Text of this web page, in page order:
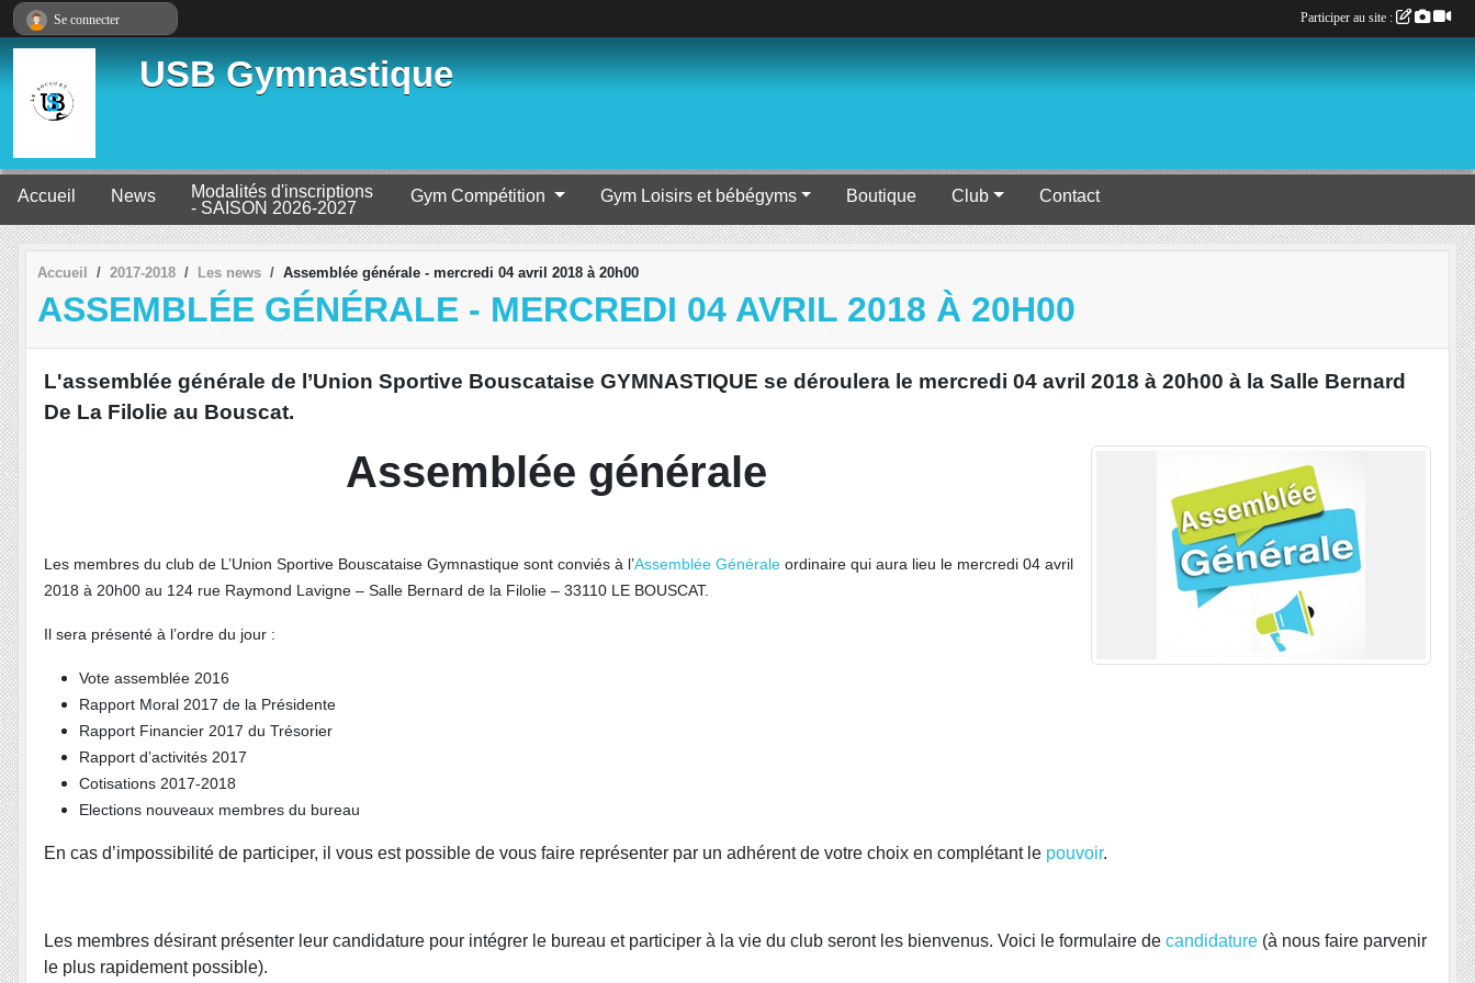
USB Gymnastique
Accueil News
Modalités d'inscriptions
- SAISON 2026-2027
Gym Compétition Gym Loisirs et bébégyms Boutique Club Contact
Accueil 2017-2018 Les news Assemblée générale - mercredi 04 avril 2018 à 20h00
ASSEMBLÉE GÉNÉRALE - MERCREDI 04 AVRIL 2018 À 20H00
L'assemblée générale de l’Union Sportive Bouscataise GYMNASTIQUE se déroulera le mercredi 04 avril 2018 à 20h00 à la Salle Bernard
De La Filolie au Bouscat.
Assemblée générale
Les membres du club de L’Union Sportive Bouscataise Gymnastique sont conviés à l’Assemblée Générale ordinaire qui aura lieu le mercredi 04 avril
2018 à 20h00 au 124 rue Raymond Lavigne – Salle Bernard de la Filolie – 33110 LE BOUSCAT.
Il sera présenté à l’ordre du jour :
Vote assemblée 2016
Rapport Moral 2017 de la Présidente
Rapport Financier 2017 du Trésorier
Rapport d’activités 2017
Cotisations 2017-2018
Elections nouveaux membres du bureau
En cas d’impossibilité de participer, il vous est possible de vous faire représenter par un adhérent de votre choix en complétant le pouvoir.
Les membres désirant présenter leur candidature pour intégrer le bureau et participer à la vie du club seront les bienvenus. Voici le formulaire de candidature (à nous faire parvenir
le plus rapidement possible).
Se connecter Participer au site :
Panneau de gestion des cookies